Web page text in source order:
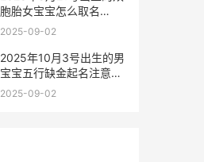
胞胎女宝宝怎么取名
2025年5月21号出生的孩
2025-09-02
2025年10月3号出生的男
宝宝五行缺金起名注意事
项 2025年10月3号出生
2025-09-02